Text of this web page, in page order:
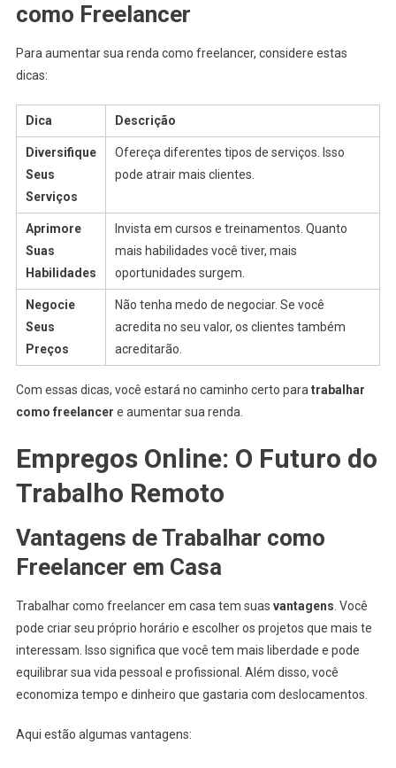
como Freelancer
Para aumentar sua renda como freelancer, considere estas
dicas:
Dica Descrição
Diversifique
Seus
Serviços
Ofereça diferentes tipos de serviços. Isso
pode atrair mais clientes.
Aprimore
Suas
Habilidades
Invista em cursos e treinamentos. Quanto
mais habilidades você tiver, mais
oportunidades surgem.
Negocie
Seus
Preços
Não tenha medo de negociar. Se você
acredita no seu valor, os clientes também
acreditarão.
Com essas dicas, você estará no caminho certo paratrabalhar
como freelancer e aumentar sua renda.
Empregos Online: O Futuro do
Trabalho Remoto
Vantagens de Trabalhar como
Freelancer em Casa
Trabalhar como freelancer em casa tem suas vantagens. Você
pode criar seu próprio horário e escolher os projetos que mais te
interessam. Isso significa que você tem mais liberdade e pode
equilibrar sua vida pessoal e profissional. Além disso, você
economiza tempo e dinheiro que gastaria com deslocamentos.
Aqui estão algumas vantagens: